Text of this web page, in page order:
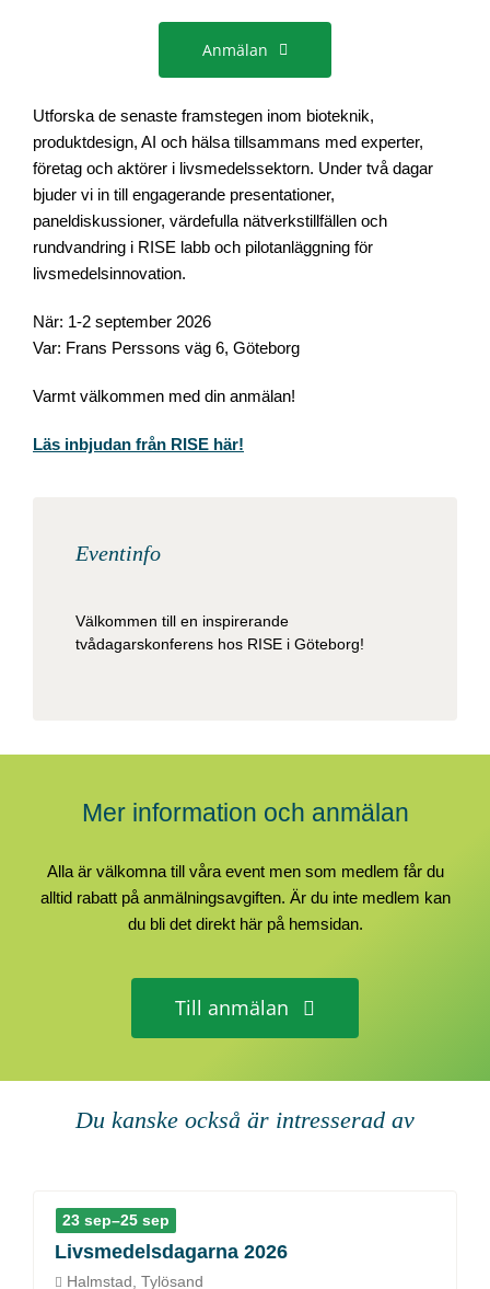
Anmälan
Utforska de senaste framstegen inom bioteknik,
produktdesign, AI och hälsa tillsammans med experter,
företag och aktörer i livsmedelssektorn. Under två dagar
bjuder vi in till engagerande presentationer,
paneldiskussioner, värdefulla nätverkstillfällen och
rundvandring i RISE labb och pilotanläggning för
livsmedelsinnovation.
När: 1-2 september 2026
Var: Frans Perssons väg 6, Göteborg
Varmt välkommen med din anmälan!
Läs inbjudan från RISE här!
Eventinfo
Välkommen till en inspirerande
tvådagarskonferens hos RISE i Göteborg!
Mer information och anmälan
Alla är välkomna till våra event men som medlem får du
alltid rabatt på anmälningsavgiften. Är du inte medlem kan
du bli det direkt här på hemsidan.
Till anmälan
Du kanske också är intresserad av
23 sep–25 sep
Livsmedelsdagarna 2026
Halmstad, Tylösand